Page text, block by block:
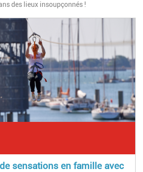
des lieux insoupçonnés !
sensations en famille avec